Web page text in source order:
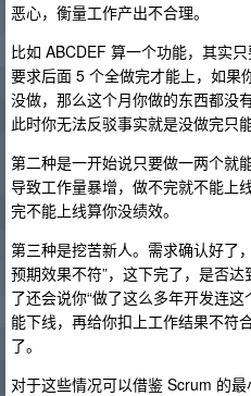
恶心，衡量工作产出不合理。
比如 ABCDEF 算一个功能，其实
要求后面 5 个全做完才能上，如果
没做，那么这个月你做的东西都没
此时你无法反驳事实就是没做完只
第二种是一开始说只要做一两个就
导致工作量暴增，做不完就不能上
完不能上线算你没绩效。
第三种是挖苦新人。需求确认好了
预期效果不符”，这下完了，是否
了还会说你“做了这么多年开发连
能下线，再给你扣上工作结果不符
了。
对于这些情况可以借鉴 Scrum 的